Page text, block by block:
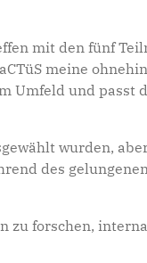
mit den fünf
meine
Umfeld und passt
wurden,
des
zu forschen,